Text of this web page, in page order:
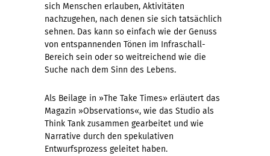
sich Menschen erlauben, Aktivitäten
nachzugehen, nach denen sie sich tatsächlich
sehnen. Das kann so einfach wie der Genuss
von entspannenden Tönen im Infraschall-
Bereich sein oder so weitreichend wie die
Suche nach dem Sinn des Lebens.
Als Beilage in »The Take Times» erläutert das
Magazin »Observations«, wie das Studio als
Think Tank zusammen gearbeitet und wie
Narrative durch den spekulativen
Entwurfsprozess geleitet haben.